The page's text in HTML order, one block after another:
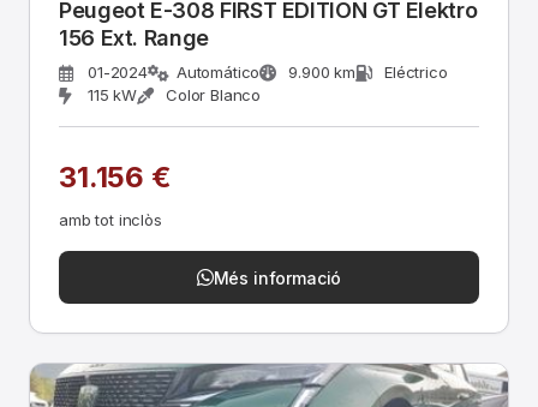
Peugeot E-308 FIRST EDITION GT Elektro
156 Ext. Range
01-2024 Automático 9.900 km
Eléctrico
115 kW
Color Blanco
31.156 €
amb tot inclòs
Més informació